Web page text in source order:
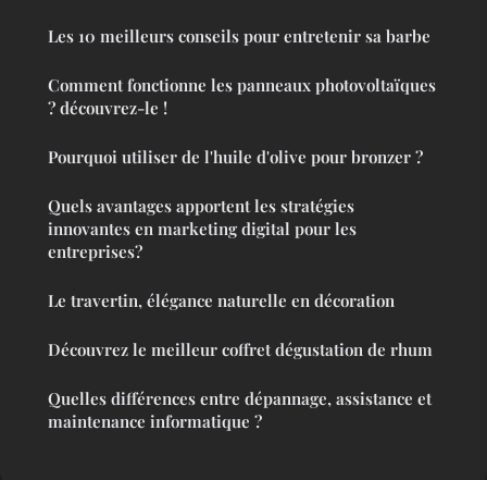
Les 10 meilleurs conseils pour entretenir sa barbe
Comment fonctionne les panneaux photovoltaïques
? découvrez-le !
Pourquoi utiliser de l'huile d'olive pour bronzer ?
Quels avantages apportent les stratégies
innovantes en marketing digital pour les
entreprises?
Le travertin, élégance naturelle en décoration
Découvrez le meilleur coffret dégustation de rhum
Quelles différences entre dépannage, assistance et
maintenance informatique ?